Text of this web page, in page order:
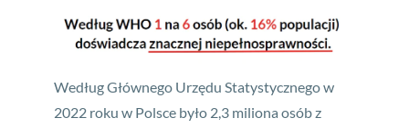
Według Głównego Urzędu Statystycznego w
2022 roku w Polsce było 2,3 miliona osób z